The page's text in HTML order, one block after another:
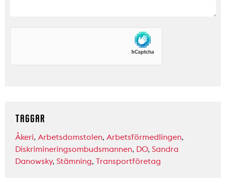
TAGGAR
Åkeri, Arbetsdomstolen, Arbetsförmedlingen,
Diskrimineringsombudsmannen, DO, Sandra
Danowsky, Stämning, Transportföretag